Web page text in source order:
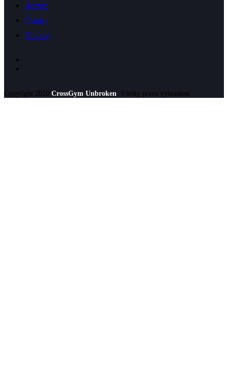
Rozvrh
Články
Kontakt
Copyright 2020 CrossGym Unbroken. Všetky práva vyhradené.